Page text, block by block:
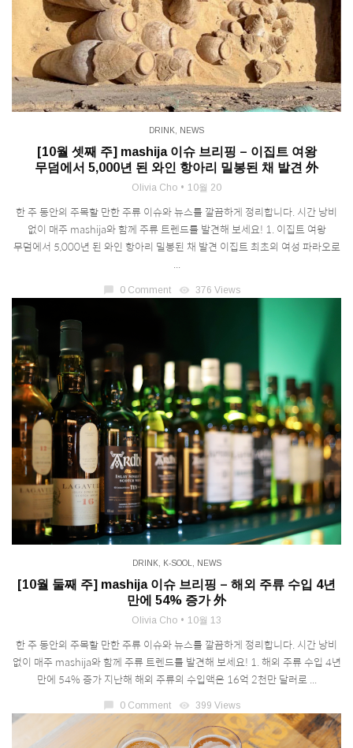
DRINK NEWS
[10월 셋째 주] mashija 이슈 브리핑 – 이집트 여왕
무덤에서 5,000년 된 와인 항아리 밀봉된 채 발견 外
Olivia Cho 10월 20
한 주 동안의 주목할 만한 주류 이슈와 뉴스를 깔끔하게 정리합니다. 시간 낭비
없이 매주 mashija와 함께 주류 트렌드를 발견해 보세요! 1. 이집트 여왕
무덤에서 5,000년 된 와인 항아리 밀봉된 채 발견 이집트 최초의 여성 파라오로
...
0 Comment visibility 376 Views
DRINK K-SOOL NEWS
[10월 둘째 주] mashija 이슈 브리핑 – 해외 주류 수입 4년
만에 54% 증가 外
Olivia Cho 10월 13
한 주 동안의 주목할 만한 주류 이슈와 뉴스를 깔끔하게 정리합니다. 시간 낭비
없이 매주 mashija와 함께 주류 트렌드를 발견해 보세요! 1. 해외 주류 수입 4년
만에 54% 증가 지난해 해외 주류의 수입액은 16억 2천만 달러로 ...
chat_bubble 0 Comment visibility 399 Views